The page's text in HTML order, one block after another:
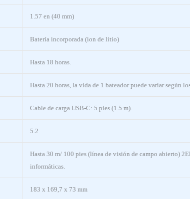
1.57 en (40 mm)
Batería incorporada (ion de litio)
Hasta 18 horas.
Hasta 20 horas, la vida de 1 bateador puede variar según
Cable de carga USB-C: 5 pies (1.5 m).
5.2
Hasta 30 m/ 100 pies (línea de visión de campo abierto)
informáticas.
183 x 169,7 x 73 mm